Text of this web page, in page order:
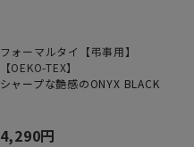
フォーマルタイ【弔事用】
【OEKO-TEX】
シャープな艶感のONYX BLACK
4,290円